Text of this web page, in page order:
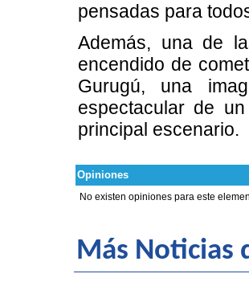
pensadas para
Además, una de
encendido de
Gurugú, una
espectacular de
principal escenario.
Opiniones
No existen opiniones para este
Más Noticias